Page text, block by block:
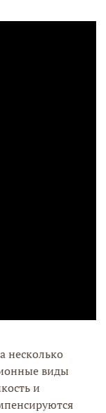
несколько
виды
и